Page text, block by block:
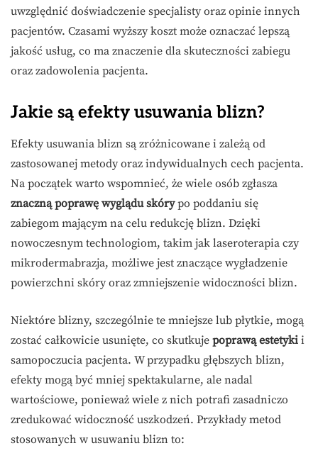
uwzględnić doświadczenie specjalisty oraz opinie innych
pacjentów. Czasami wyższy koszt może oznaczać lepszą
jakość usług, co ma znaczenie dla skuteczności zabiegu
oraz zadowolenia pacjenta.
Jakie są efekty usuwania blizn?
Efekty usuwania blizn są zróżnicowane i zależą od
zastosowanej metody oraz indywidualnych cech pacjenta.
Na początek warto wspomnieć, że wiele osób zgłasza
znaczną poprawę wyglądu skórypo poddaniu się
zabiegom mającym na celu redukcję blizn. Dzięki
nowoczesnym technologiom, takim jak laseroterapia czy
mikrodermabrazja, możliwe jest znaczące wygładzenie
powierzchni skóry oraz zmniejszenie widoczności blizn.
Niektóre blizny, szczególnie te mniejsze lub płytkie, mogą
zostać całkowicie usunięte, co skutkuje poprawą estetyki i
samopoczucia pacjenta. W przypadku głębszych blizn,
efekty mogą być mniej spektakularne, ale nadal
wartościowe, ponieważ wiele z nich potrafi zasadniczo
zredukować widoczność uszkodzeń. Przykłady metod
stosowanych w usuwaniu blizn to: